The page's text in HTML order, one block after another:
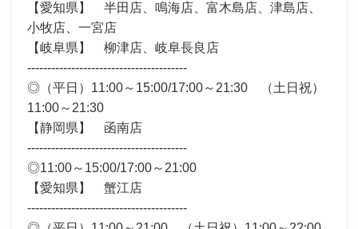
【愛知県】 半田店、鳴海店、富木島店、津島店、
小牧店、一宮店
【岐阜県】 柳津店、岐阜長良店
----------------------------------------
◎（平日）11:00～15:00/17:00～21:30 （土日祝）
11:00～21:30
【静岡県】 函南店
----------------------------------------
◎11:00～15:00/17:00～21:00
【愛知県】 蟹江店
----------------------------------------